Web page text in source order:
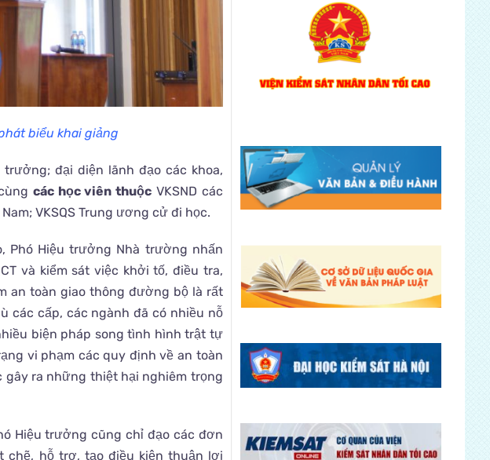
biểu khai giảng
trưởng; đại diện lãnh đạo các khoa,
cáchọc viên thuộc VKSND các
VKSQS Trung ương cử đi học.
Phó Hiệu trưởng Nhà trường nhấn
và kiểm sát việc khởi tố, điều tra,
an toàn giao thông đường bộ là rất
các cấp, các ngành đã có nhiều nỗ
biện pháp song tình hình trật tự
vi phạm các quy định về an toàn
ra những thiệt hại nghiêm trọng
Hiệu trưởng cũng chỉ đạo các đơn
chẽ, hỗ trợ, tạo điều kiện thuận lợi